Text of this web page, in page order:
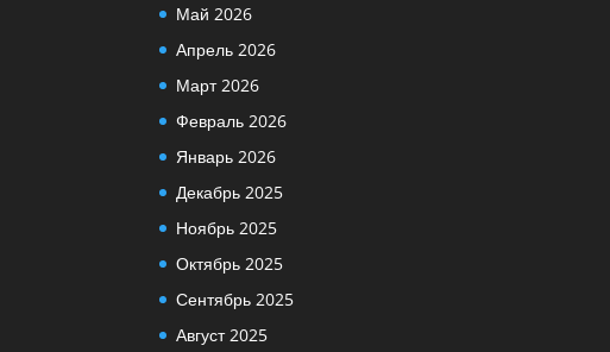
Май 2026
Апрель 2026
Март 2026
Февраль 2026
Январь 2026
Декабрь 2025
Ноябрь 2025
Октябрь 2025
Сентябрь 2025
Август 2025